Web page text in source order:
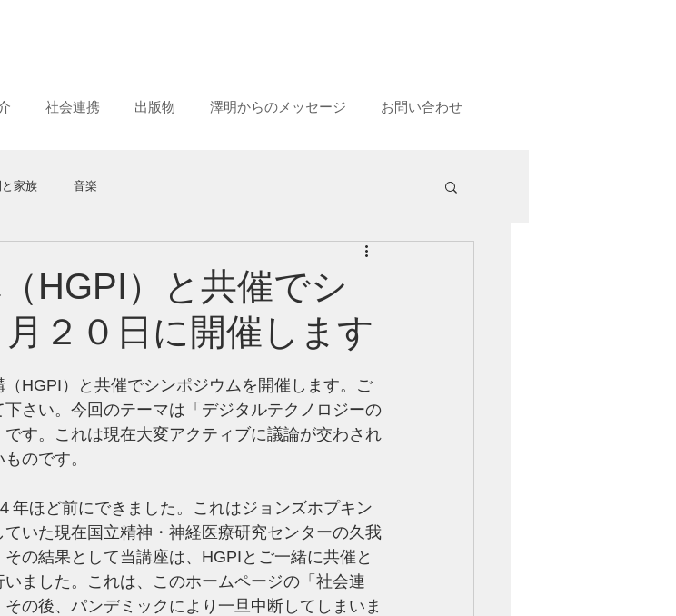
社会連携 出版物 澤明からのメッセージ お問い合わせ
家族 音楽
HGPI）と共催でシ
２０日に開催します
HGPI）と共催でシンポジウムを開催します。ご
さい。今回のテーマは「デジタルテクノロジーの
す。これは現在大変アクティブに議論が交わされ
のです。
年ほど前にできました。これはジョンズホプキン
いた現在国立精神・神経医療研究センターの久我
の結果として当講座は、HGPIとご一緒に共催と
ました。これは、このホームページの「社会連
の後、パンデミックにより一旦中断してしまいま